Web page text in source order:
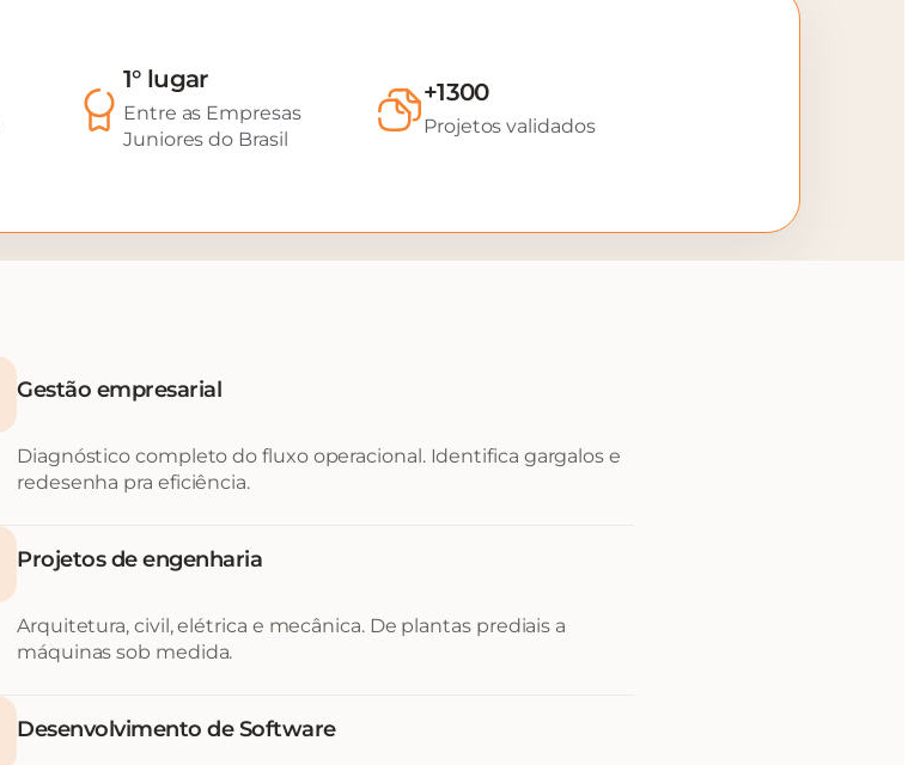
1° lugar
Entre as Empresas
Juniores do Brasil
+1300
Projetos validados
Gestão empresarial
Diagnóstico completo do fluxo operacional. Identifica gargalos e
redesenha pra eficiência.
Projetos de engenharia
Arquitetura, civil, elétrica e mecânica. De plantas prediais a
máquinas sob medida.
Desenvolvimento de Software